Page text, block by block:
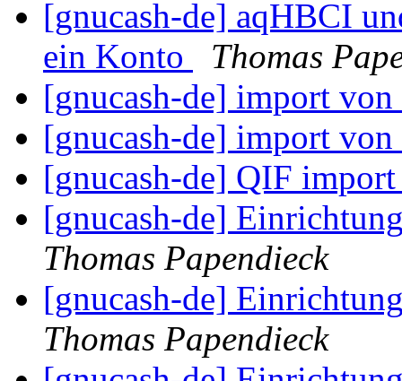
[gnucash-de] aqHBCI
ein Konto
Thomas
[gnucash-de] import
[gnucash-de] import
[gnucash-de] QIF
[gnucash-de]
Thomas Papendieck
[gnucash-de]
Thomas Papendieck